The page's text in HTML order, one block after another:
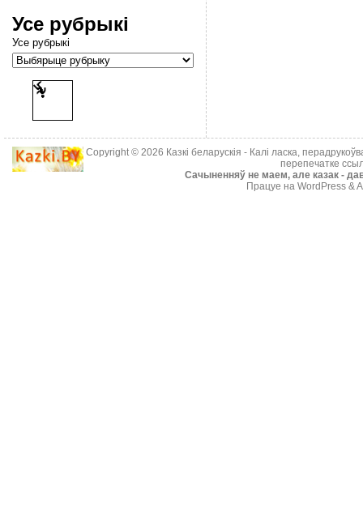
Усе рубрыкі
Усе рубрыкі
Copyright © 2026 Казкі беларускія - Калі ласка,
перепечатке
Cачыненняў не маем, але казак -
Працуе на WordPress &